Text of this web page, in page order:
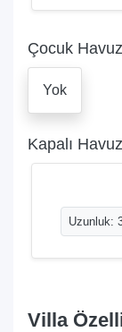
Çocuk
Yok
Kapalı Havuz
Uzunluk:
Villa